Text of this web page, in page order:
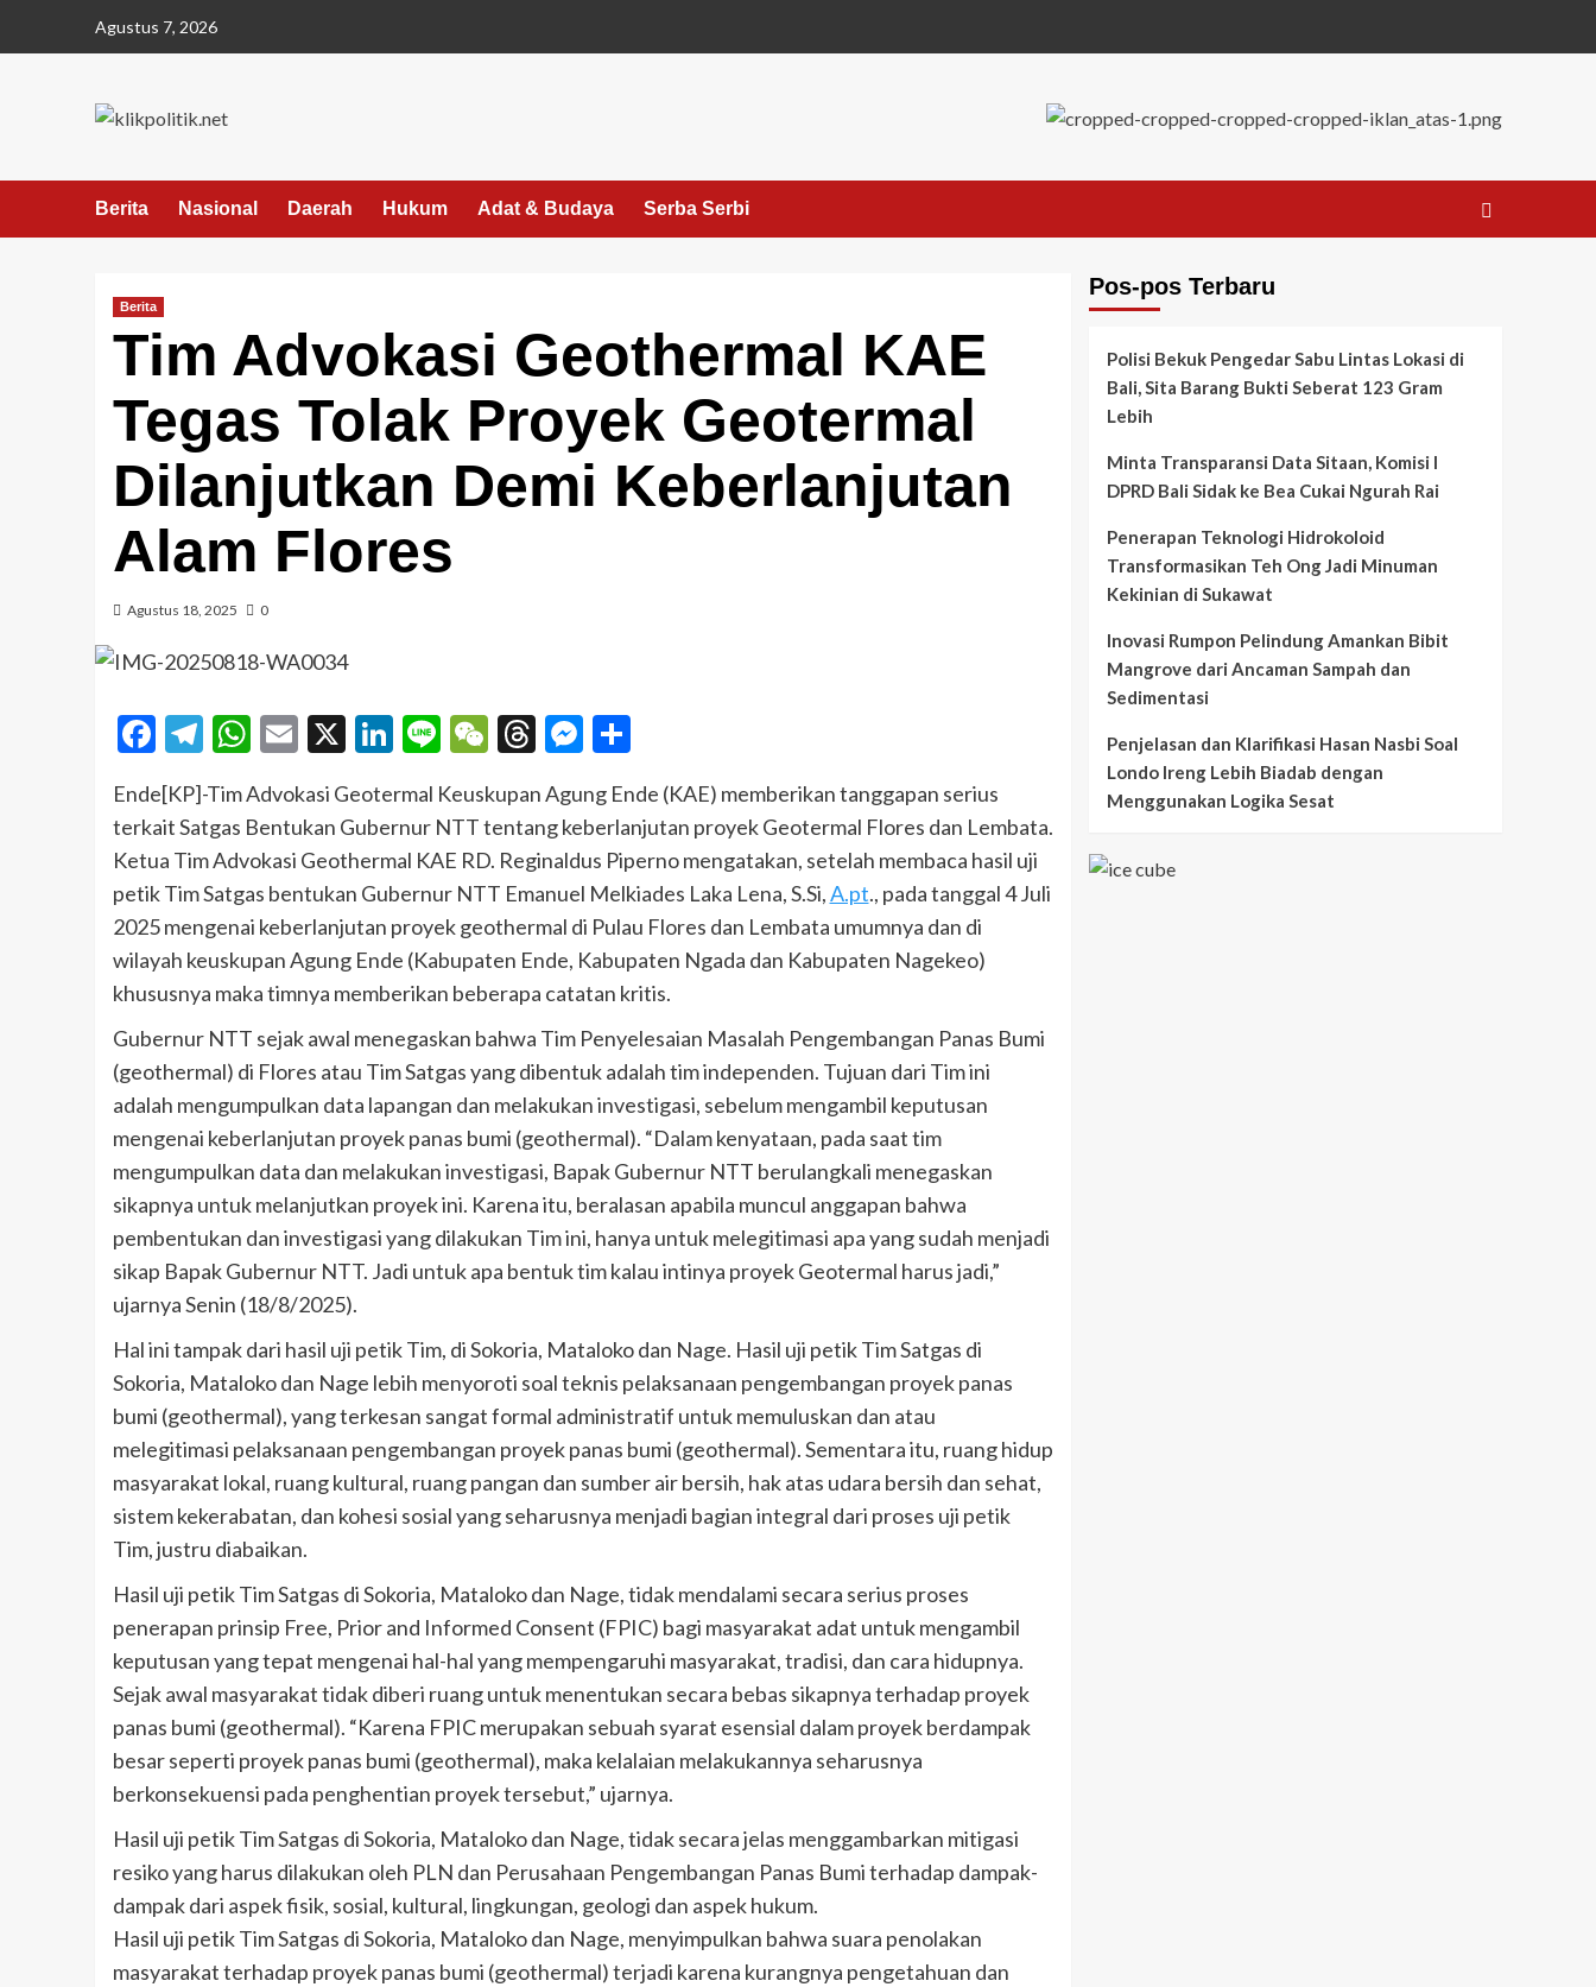
Agustus 7, 2026
Berita Nasional Daerah Hukum Adat & Budaya Serba Serbi
Berita
Tim Advokasi Geothermal KAE
Tegas Tolak Proyek Geotermal
Dilanjutkan Demi Keberlanjutan
Alam Flores
Agustus 18, 2025 0
Facebook
Telegram
WhatsApp
Email
X LinkedIn
LineWeChat
Threads
Messenger
Share
Ende[KP]-Tim Advokasi Geotermal Keuskupan Agung Ende (KAE) memberikan tanggapan serius
terkait Satgas Bentukan Gubernur NTT tentang keberlanjutan proyek Geotermal Flores dan Lembata.
Ketua Tim Advokasi Geothermal KAE RD. Reginaldus Piperno mengatakan, setelah membaca hasil uji
petik Tim Satgas bentukan Gubernur NTT Emanuel Melkiades Laka Lena, S.Si,A.pt., pada tanggal 4 Juli
2025 mengenai keberlanjutan proyek geothermal di Pulau Flores dan Lembata umumnya dan di
wilayah keuskupan Agung Ende (Kabupaten Ende, Kabupaten Ngada dan Kabupaten Nagekeo)
khususnya maka timnya memberikan beberapa catatan kritis.
Gubernur NTT sejak awal menegaskan bahwa Tim Penyelesaian Masalah Pengembangan Panas Bumi
(geothermal) di Flores atau Tim Satgas yang dibentuk adalah tim independen. Tujuan dari Tim ini
adalah mengumpulkan data lapangan dan melakukan investigasi, sebelum mengambil keputusan
mengenai keberlanjutan proyek panas bumi (geothermal). “Dalam kenyataan, pada saat tim
mengumpulkan data dan melakukan investigasi, Bapak Gubernur NTT berulangkali menegaskan
sikapnya untuk melanjutkan proyek ini. Karena itu, beralasan apabila muncul anggapan bahwa
pembentukan dan investigasi yang dilakukan Tim ini, hanya untuk melegitimasi apa yang sudah menjadi
sikap Bapak Gubernur NTT. Jadi untuk apa bentuk tim kalau intinya proyek Geotermal harus jadi,”
ujarnya Senin (18/8/2025).
Hal ini tampak dari hasil uji petik Tim, di Sokoria, Mataloko dan Nage. Hasil uji petik Tim Satgas di
Sokoria, Mataloko dan Nage lebih menyoroti soal teknis pelaksanaan pengembangan proyek panas
bumi (geothermal), yang terkesan sangat formal administratif untuk memuluskan dan atau
melegitimasi pelaksanaan pengembangan proyek panas bumi (geothermal). Sementara itu, ruang hidup
masyarakat lokal, ruang kultural, ruang pangan dan sumber air bersih, hak atas udara bersih dan sehat,
sistem kekerabatan, dan kohesi sosial yang seharusnya menjadi bagian integral dari proses uji petik
Tim, justru diabaikan.
Hasil uji petik Tim Satgas di Sokoria, Mataloko dan Nage, tidak mendalami secara serius proses
penerapan prinsip Free, Prior and Informed Consent (FPIC) bagi masyarakat adat untuk mengambil
keputusan yang tepat mengenai hal-hal yang mempengaruhi masyarakat, tradisi, dan cara hidupnya.
Sejak awal masyarakat tidak diberi ruang untuk menentukan secara bebas sikapnya terhadap proyek
panas bumi (geothermal). “Karena FPIC merupakan sebuah syarat esensial dalam proyek berdampak
besar seperti proyek panas bumi (geothermal), maka kelalaian melakukannya seharusnya
berkonsekuensi pada penghentian proyek tersebut,” ujarnya.
Hasil uji petik Tim Satgas di Sokoria, Mataloko dan Nage, tidak secara jelas menggambarkan mitigasi
resiko yang harus dilakukan oleh PLN dan Perusahaan Pengembangan Panas Bumi terhadap dampak-
dampak dari aspek fisik, sosial, kultural, lingkungan, geologi dan aspek hukum.
Hasil uji petik Tim Satgas di Sokoria, Mataloko dan Nage, menyimpulkan bahwa suara penolakan
masyarakat terhadap proyek panas bumi (geothermal) terjadi karena kurangnya pengetahuan dan
Pos-pos Terbaru
Polisi Bekuk Pengedar Sabu Lintas Lokasi di
Bali, Sita Barang Bukti Seberat 123 Gram
Lebih
Minta Transparansi Data Sitaan, Komisi I
DPRD Bali Sidak ke Bea Cukai Ngurah Rai
Penerapan Teknologi Hidrokoloid
Transformasikan Teh Ong Jadi Minuman
Kekinian di Sukawat
Inovasi Rumpon Pelindung Amankan Bibit
Mangrove dari Ancaman Sampah dan
Sedimentasi
Penjelasan dan Klarifikasi Hasan Nasbi Soal
Londo Ireng Lebih Biadab dengan
Menggunakan Logika Sesat